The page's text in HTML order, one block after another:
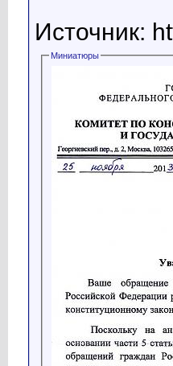
Источник:
Миниатюры